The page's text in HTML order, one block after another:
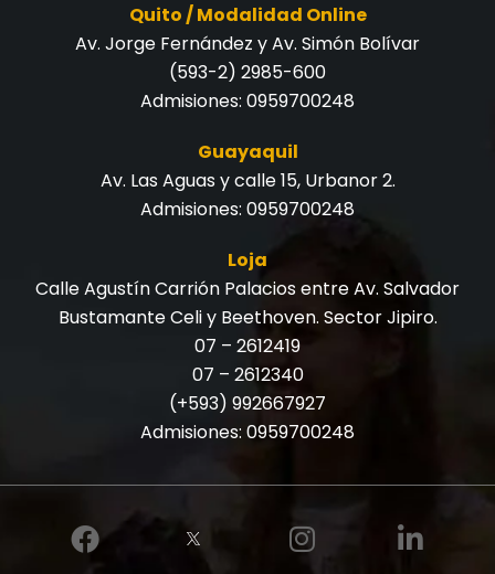
Quito / Modalidad Online
Av. Jorge Fernández y Av. Simón Bolívar
(593-2) 2985-600
Admisiones: 0959700248
Guayaquil
Av. Las Aguas y calle 15, Urbanor 2.
Admisiones: 0959700248
Loja
Calle Agustín Carrión Palacios entre Av. Salvador
Bustamante Celi y Beethoven. Sector Jipiro.
07 – 2612419
07 – 2612340
(+593) 992667927
Admisiones: 0959700248